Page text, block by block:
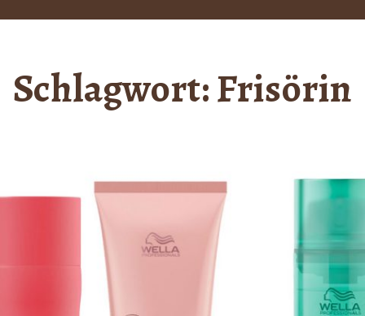
Schlagwort:Frisörin